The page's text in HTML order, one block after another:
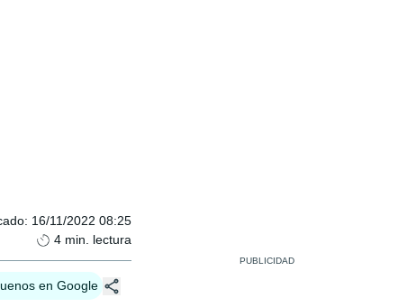
: 16/11/2022 08:25
4 min. lectura
en Google